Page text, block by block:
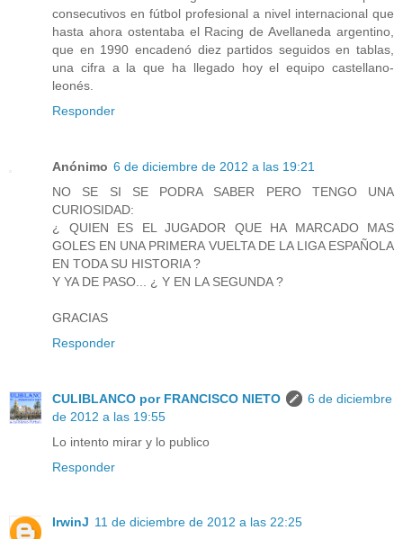
consecutivos en fútbol profesional a nivel internacional que
hasta ahora ostentaba el Racing de Avellaneda argentino,
que en 1990 encadenó diez partidos seguidos en tablas,
una cifra a la que ha llegado hoy el equipo castellano-
leonés.
Responder
Anónimo 6 de diciembre de 2012 a las 19:21
NO SE SI SE PODRA SABER PERO TENGO UNA
CURIOSIDAD:
¿ QUIEN ES EL JUGADOR QUE HA MARCADO MAS
GOLES EN UNA PRIMERA VUELTA DE LA LIGA ESPAÑOLA
EN TODA SU HISTORIA ?
Y YA DE PASO... ¿ Y EN LA SEGUNDA ?
GRACIAS
Responder
CULIBLANCO por FRANCISCO NIETO
6 de diciembre
de 2012 a las 19:55
Lo intento mirar y lo publico
Responder
IrwinJ 11 de diciembre de 2012 a las 22:25